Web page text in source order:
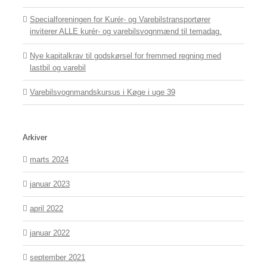
Specialforeningen for Kurér- og Varebilstransportører
inviterer ALLE kurér- og varebilsvognmænd til temadag.
Nye kapitalkrav til godskørsel for fremmed regning med
lastbil og varebil
Varebilsvognmandskursus i Køge i uge 39
Arkiver
marts 2024
januar 2023
april 2022
januar 2022
september 2021